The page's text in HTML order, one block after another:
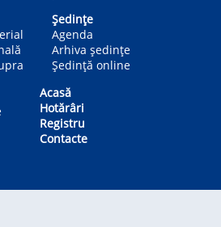
Ședințe
Agenda
Arhiva ședințe
Ședință online
Acasă
Hotărâri
Registru
Contacte